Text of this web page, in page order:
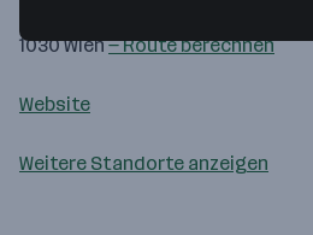
1030 Wien— Route berechnen
Website
Weitere Standorte anzeigen